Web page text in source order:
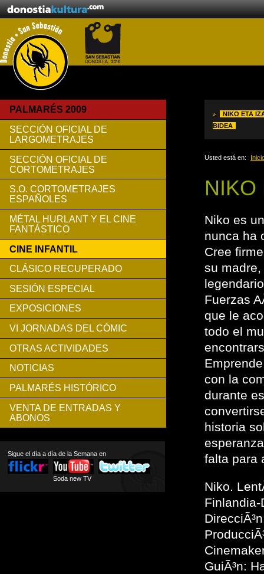
PALMARÉS 2009
SECCIÓN OFICIAL DE
LARGOMETRAJES
SECCIÓN OFICIAL DE
CORTOMETRAJES
S.O. CORTOMETRAJES
ESPAÑOLES
MÉTAL HURLANT Y EL CINE
FANTÁSTICO
CINE INFANTIL
CLÁSICO RECUPERADO
SESIÓN ESPECIAL
EXPOSICIONES
VI JORNADAS DEL CÓMIC
OTRAS ACTIVIDADES
NOTICIAS
PALMARÉS HISTÓRICO
VENTA DE ENTRADAS Y
ABONOS
Sigue el día a día de la Semana en
Soda new TV
NIKO ETA
BIDEA
Usted está en:
NIKO
Niko es
nunca ha
Cree
su
Fuerzas
que le
todo el
con la
durante
historia
falta para
Niko.
GuiÃ³n: